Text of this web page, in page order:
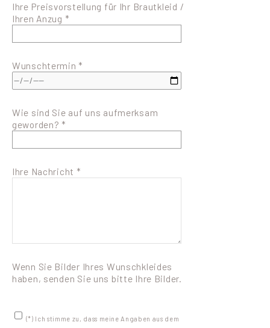
Ihre Preisvorstellung für Ihr Brautkleid /
Ihren Anzug *
Wunschtermin *
Wie sind Sie auf uns aufmerksam
geworden? *
Ihre Nachricht *
Wenn Sie Bilder Ihres Wunschkleides
haben, senden Sie uns bitte Ihre Bilder.
(*) Ich stimme zu, dass meine Angaben aus dem